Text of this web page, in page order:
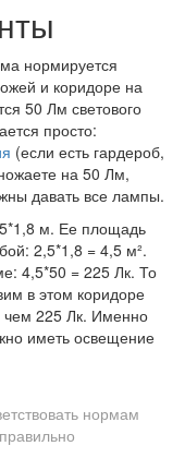
нормируется
и коридоре на
50 Лм светового
просто:
(если есть гардероб,
на 50 Лм,
давать все лампы.
м. Ее площадь
2,5*1,8 = 4,5 м².
4,5*50 = 225 Лк. То
в этом коридоре
чем 225 Лк. Именно
иметь освещение
нормам